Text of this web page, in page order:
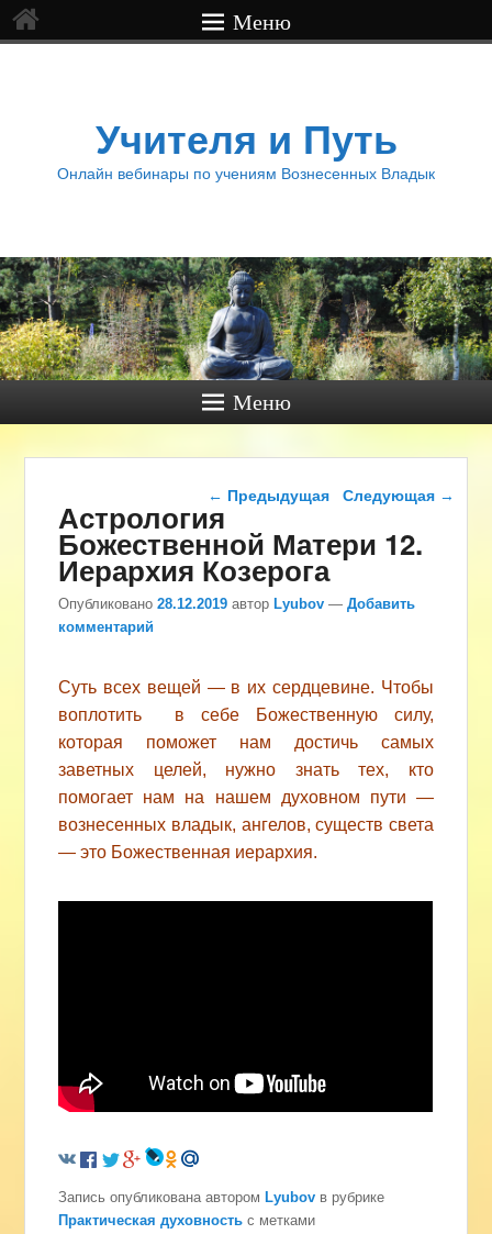
Меню
Учителя и Путь
Онлайн вебинары по учениям Вознесенных Владык
Меню
Навигация по записям
← Предыдущая Следующая →
Астрология
Божественной Матери 12.
Иерархия Козерога
Опубликовано28.12.2019 авторLyubov —Добавить
комментарий
Суть всех вещей — в их сердцевине. Чтобы
воплотить в себе Божественную силу,
которая поможет нам достичь самых
заветных целей, нужно знать тех, кто
помогает нам на нашем духовном пути —
вознесенных владык, ангелов, существ света
— это Божественная иерархия.
Запись опубликована автором Lyubov в рубрике
Практическая духовность с метками